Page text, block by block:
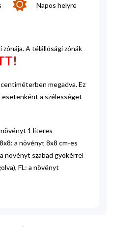
Napos helyre
A télállósági zónák
megadva. Ez
esetenként a szélességet
1 literes
a növényt 8x8 cm-es
növényt szabad gyökérrel
FL: a növényt